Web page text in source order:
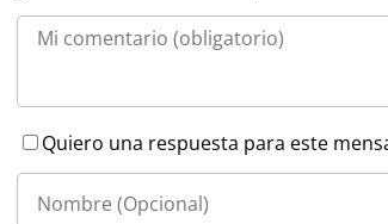
Quiero una respuesta para este